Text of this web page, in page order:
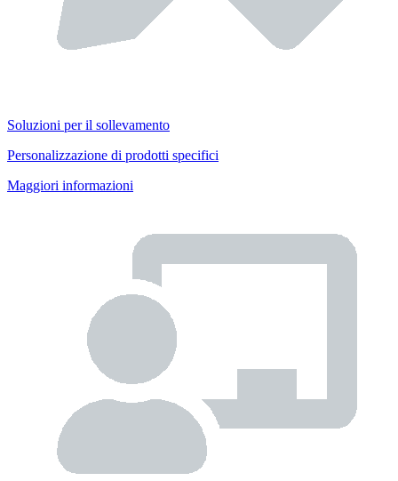
Soluzioni per il sollevamento
Personalizzazione di prodotti specifici
Maggiori informazioni